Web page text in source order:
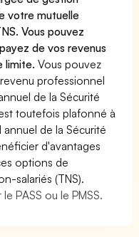
votre mutuelle
Vous pouvez
de vos revenus
limite.Vous pouvez
professionnel
de la Sécurité
toutefois plafonné à
de la Sécurité
d'avantages
options de
salariés (TNS).
PASS ou le PMSS.